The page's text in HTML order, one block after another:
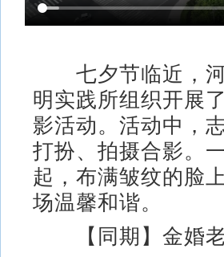
七夕节临近，河
明实践所组织开展
影活动。活动中，
打扮、拍摄合影。
起，布满皱纹的脸
场温馨和谐。
【同期】金婚老